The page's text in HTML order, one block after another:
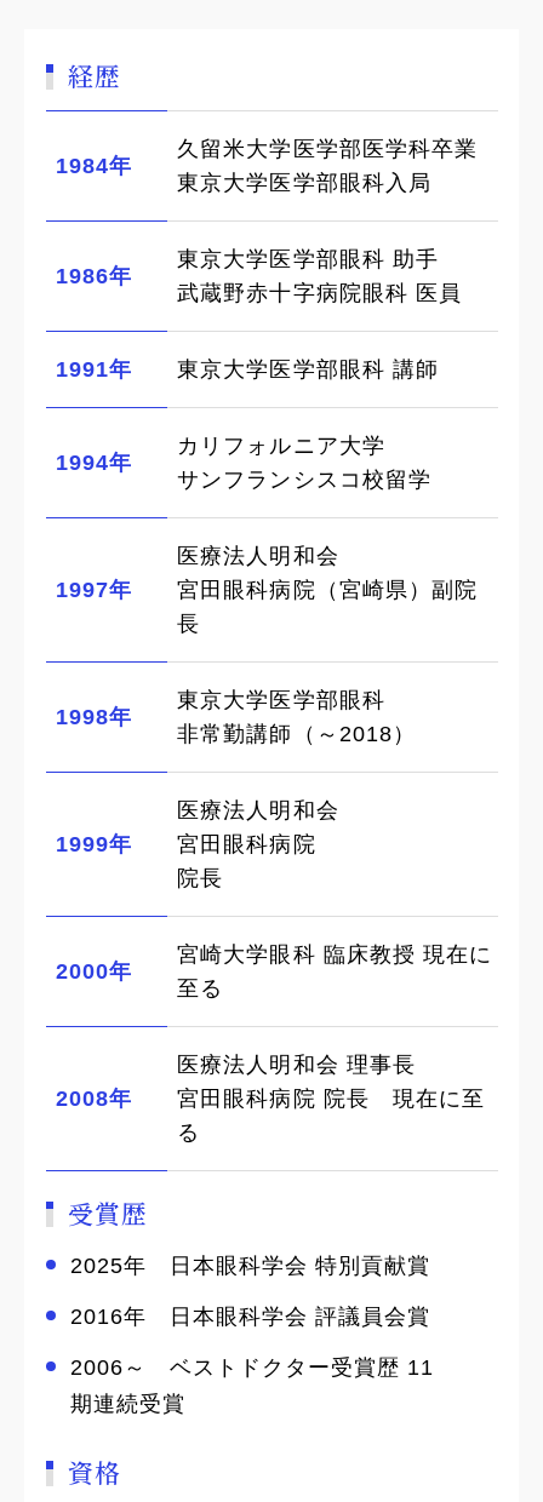
経歴
1984年
久留米大学医学部医学科卒業
東京大学医学部眼科入局
1986年
東京大学医学部眼科 助手
武蔵野赤十字病院眼科 医員
1991年 東京大学医学部眼科 講師
1994年
カリフォルニア大学
サンフランシスコ校留学
1997年
医療法人明和会
宮田眼科病院（宮崎県）副院
長
1998年
東京大学医学部眼科
非常勤講師（～2018）
1999年
医療法人明和会
宮田眼科病院
院長
2000年
宮崎大学眼科 臨床教授 現在に
至る
2008年
医療法人明和会 理事長
宮田眼科病院 院長 現在に至
る
受賞歴
2025年 日本眼科学会 特別貢献賞
2016年 日本眼科学会 評議員会賞
2006～ ベストドクター受賞歴 11
期連続受賞
資格